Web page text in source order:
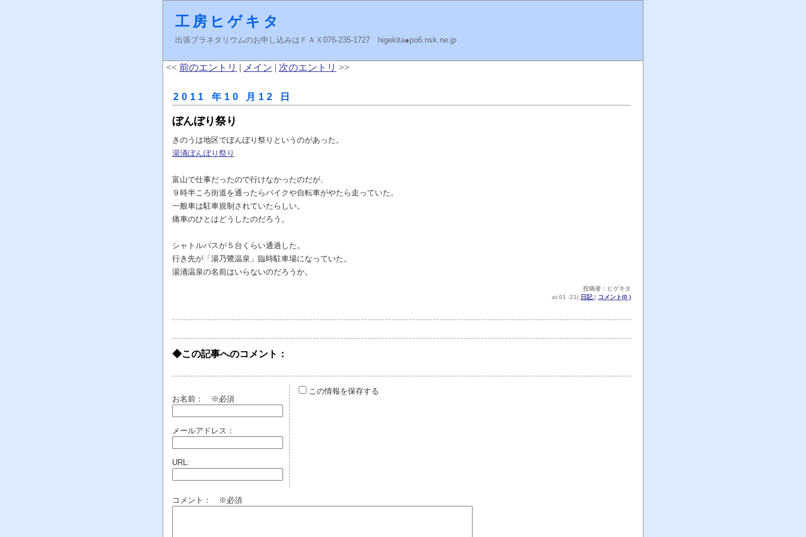
工房ヒゲキタ
出張プラネタリウムのお申し込みはＦＡＸ076-235-1727 higekita●po6.nsk.ne.jp
<< 前のエントリ | メイン | 次のエントリ >>
2011 年10 月12 日
ぼんぼり祭り
きのうは地区でぼんぼり祭りというのがあった。
湯涌ぼんぼり祭り
富山で仕事だったので行けなかったのだが、
９時半ころ街道を通ったらバイクや自転車がやたら走っていた。
一般車は駐車規制されていたらしい。
痛車のひとはどうしたのだろう。
シャトルバスが５台くらい通過した。
行き先が「湯乃鷺温泉」臨時駐車場になっていた。
湯涌温泉の名前はいらないのだろうか。
投稿者：ヒゲキタ
at 01 :21| 日記| コメント(0 )
◆この記事へのコメント：
お名前： ※必須
メールアドレス：
URL:
この情報を保存する
コメント： ※必須